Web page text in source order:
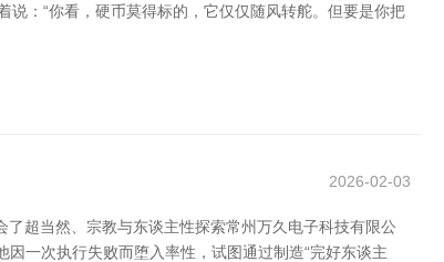
：“你看，硬币莫得标的，它仅仅随风转舵。但要是你把
2026-02-03
了超当然、宗教与东谈主性探索常州万久电子科技有限公
一次执行失败而堕入率性，试图通过制造“完好东谈主